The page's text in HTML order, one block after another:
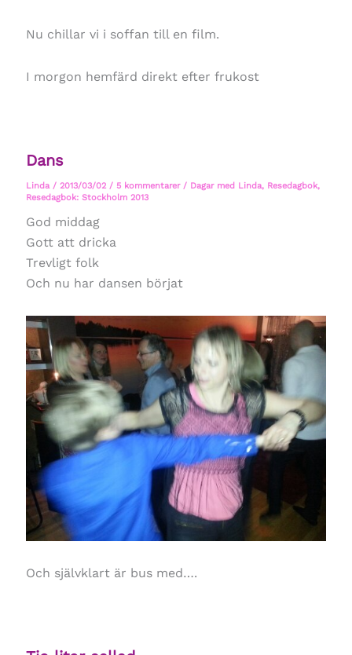
Nu chillar vi i soffan till en film.
I morgon hemfärd direkt efter frukost
Dans
Linda / 2013/03/02 / 5 kommentarer / Dagar med Linda, Resedagbok,
Resedagbok: Stockholm 2013
God middag
Gott att dricka
Trevligt folk
Och nu har dansen börjat
Och självklart är bus med….